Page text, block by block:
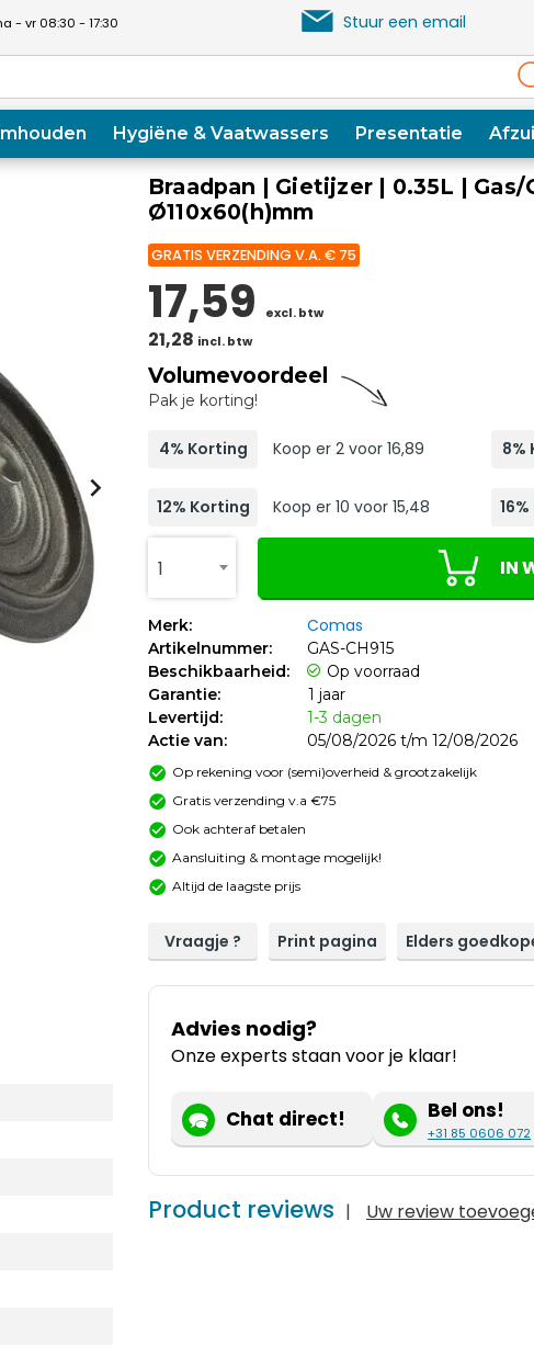
- vr 08:30 - 17:30 Stuur een email
Hygiëne & Vaatwassers Presentatie
Braadpan | Gietijzer | 0.35L |
Ø110x60(h)mm
GRATIS VERZENDING V.A. € 75
17,59 excl. btw
21,28 incl. btw
Volumevoordeel
Pak je korting!
4% Korting Koop er 2 voor 16,89 8%
12% Korting Koop er 10 voor 15,48
1 IN
Merk: Comas
Artikelnummer:
GAS-CH915
Beschikbaarheid:
Op voorraad
Garantie:
1 jaar
Levertijd:
1-3 dagen
Actie van:
05/08/2026 t/m 12/08/2026
Op rekening voor (semi)overheid & grootzakelijk
Gratis verzending v.a €75
Ook achteraf betalen
Aansluiting & montage mogelijk!
Altijd de laagste prijs
Vraagje ? Print pagina Elders
Advies nodig?
Onze experts staan voor je klaar!
Chat direct! Bel ons!
+31 85 0606 072
Product reviews | Uw review